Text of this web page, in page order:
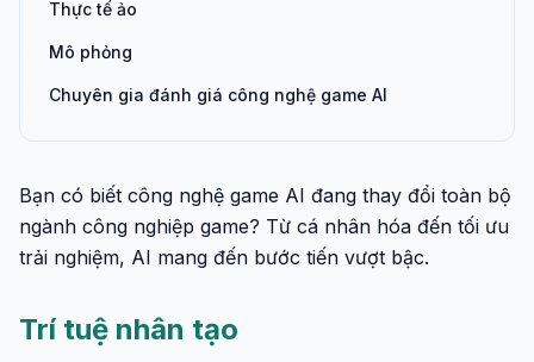
Thực tế ảo
Mô phỏng
Chuyên gia đánh giá công nghệ game AI
Bạn có biết công nghệ game AI đang thay đổi toàn bộ
ngành công nghiệp game? Từ cá nhân hóa đến tối ưu
trải nghiệm, AI mang đến bước tiến vượt bậc.
Trí tuệ nhân tạo